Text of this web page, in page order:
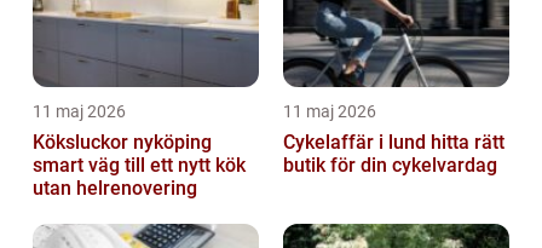
11 maj 2026
Köksluckor nyköping
smart väg till ett nytt kök
utan helrenovering
11 maj 2026
Cykelaffär i lund hitta rätt
butik för din cykelvardag